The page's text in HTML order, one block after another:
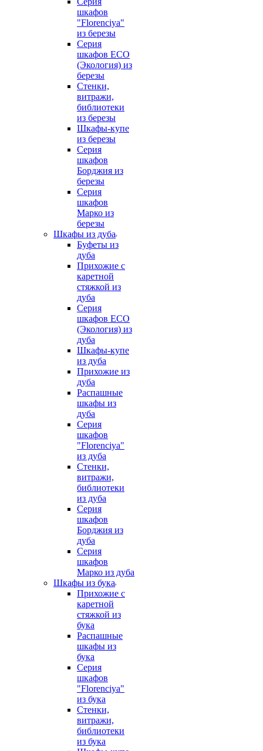
шкафов
"Florenciya"
из березы
Серия
шкафов ECO
(Экология) из
березы
Стенки,
витражи,
библиотеки
из березы
Шкафы-купе
из березы
Серия
шкафов
Борджия из
березы
Серия
шкафов
Марко из
березы
Шкафы из дуба
Буфеты из
дуба
Прихожие с
каретной
стяжкой из
дуба
Серия
шкафов ECO
(Экология) из
дуба
Шкафы-купе
из дуба
Прихожие из
дуба
Распашные
шкафы из
дуба
Серия
шкафов
"Florenciya"
из дуба
Стенки,
витражи,
библиотеки
из дуба
Серия
шкафов
Борджия из
дуба
Серия
шкафов
Марко из дуба
Шкафы из бука
Прихожие с
каретной
стяжкой из
бука
Распашные
шкафы из
бука
Серия
шкафов
"Florenciya"
из бука
Стенки,
витражи,
библиотеки
из бука